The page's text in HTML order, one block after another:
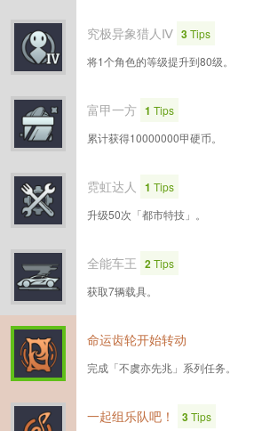
究极异象猎人Ⅳ 3Tips
将1个角色的等级提升到80级。
富甲一方 1 Tips
累计获得10000000甲硬币。
霓虹达人 1 Tips
升级50次「都市特技」。
全能车王 2Tips
获取7辆载具。
命运齿轮开始转动
完成「不虞亦先兆」系列任务。
一起组乐队吧！ 3Tips